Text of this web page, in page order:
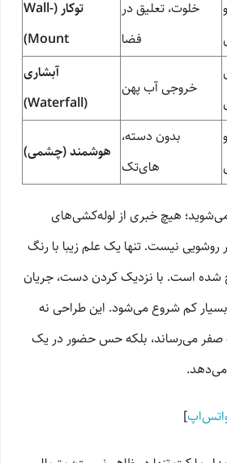
توکار (Wall-
Mount)
خلوت، تعلیق در
فضا
آبشاری
(Waterfall)
خروجی آب پهن
هوشمند (چشمی)
بدون دسته،
های‌تک
هیچ خبری از لوله‌کشی‌های
روشویی نیست. تنها یک علم زیبا با رنگ
شده است. با نزدیک کردن دست، جریان
کم شروع می‌شود. این طراحی نه
صفر می‌رساند، بلکه حس حضور در یک
]